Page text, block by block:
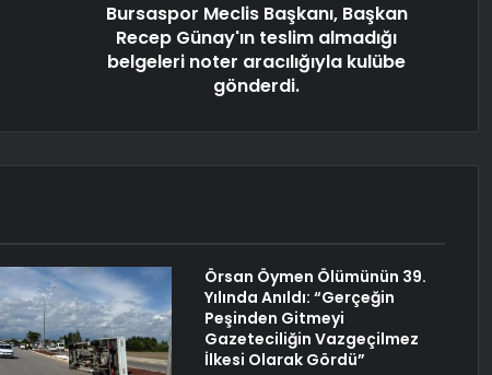
Bursaspor Meclis Başkanı, Başkan
Recep Günay'ın teslim almadığı
belgeleri noter aracılığıyla kulübe
gönderdi.
Örsan Öymen Ölümünün 39.
Yılında Anıldı: “Gerçeğin
Peşinden Gitmeyi
Gazeteciliğin Vazgeçilmez
İlkesi Olarak Gördü”